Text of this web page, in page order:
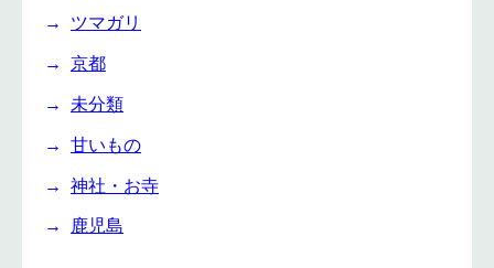
ツマガリ
京都
未分類
甘いもの
神社・お寺
鹿児島